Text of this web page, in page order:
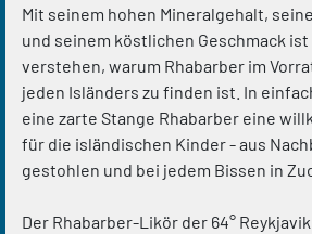
Mit seinem hohen Mineralgehalt,
und seinem köstlichen Geschmack
verstehen, warum Rhabarber im
jeden Isländers zu finden ist. In
eine zarte Stange Rhabarber eine
für die isländischen Kinder - aus
gestohlen und bei jedem Bissen in
Der Rhabarber-Likör der 64°